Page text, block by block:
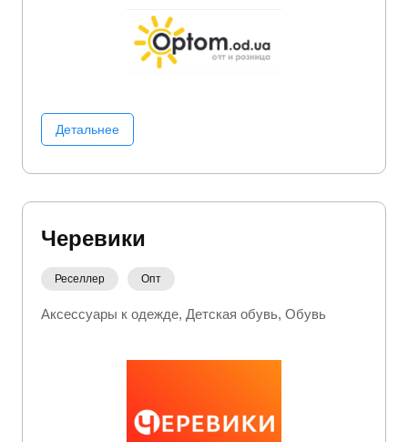
Детальнее
Черевики
Реселлер Опт
Аксессуары к одежде Детская обувь Обувь